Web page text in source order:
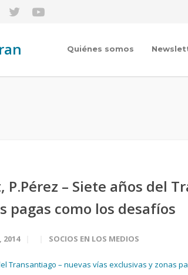
Quiénes somos
P.Pérez – Siete años del
pagas como los desafíos
2014 SOCIOS EN LOS MEDIOS
Transantiago – nuevas vías exclusivas y zonas